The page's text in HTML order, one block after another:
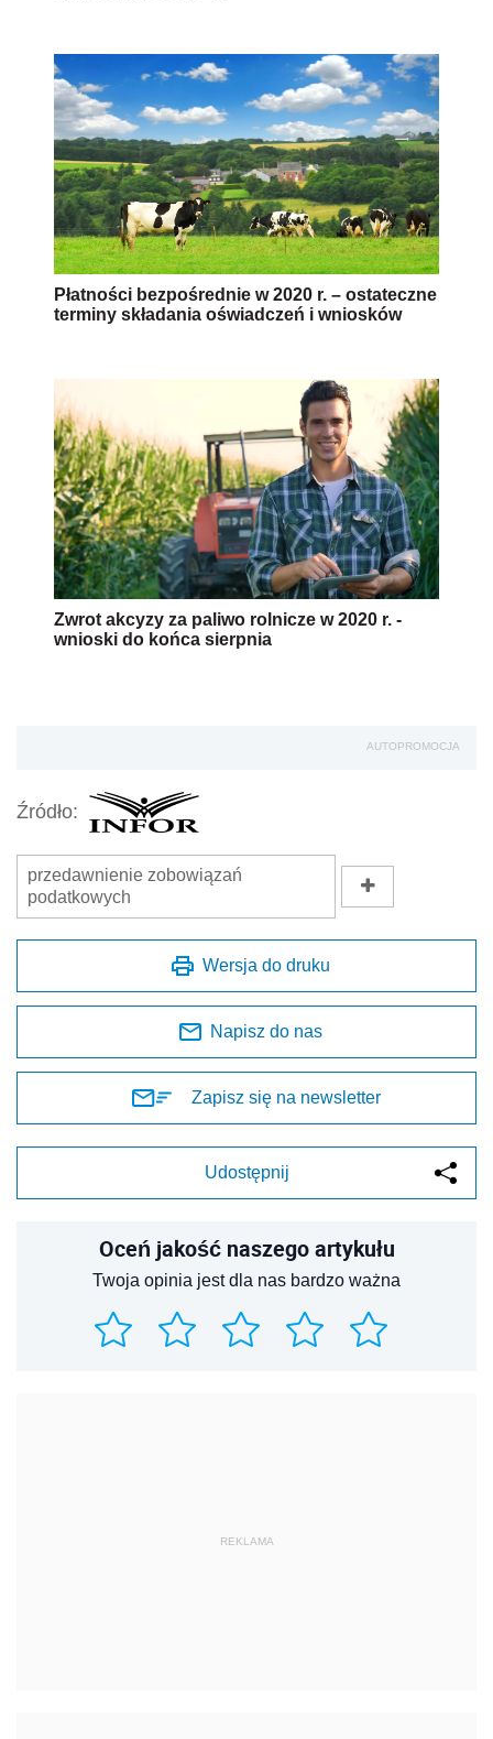
Płatności bezpośrednie w 2020 r. – ostateczne
terminy składania oświadczeń i wniosków
Zwrot akcyzy za paliwo rolnicze w 2020 r. -
wnioski do końca sierpnia
AUTOPROMOCJA
Źródło:
przedawnienie zobowiązań
podatkowych
Wersja do druku
Napisz do nas
Zapisz się na newsletter
Udostępnij
Oceń jakość naszego artykułu
Twoja opinia jest dla nas bardzo ważna
REKLAMA